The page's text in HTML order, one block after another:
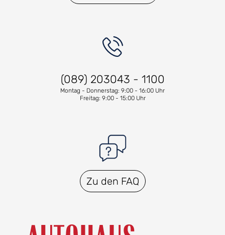
(089) 203043 - 1100
Montag - Donnerstag: 9:00 - 16:00 Uhr
Freitag: 9:00 - 15:00 Uhr
Zu den FAQ